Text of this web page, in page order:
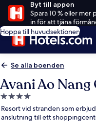
Byt till appen
Spara 10 % eller
in för att tjäna
Hoppa till huvudsektionen
Se alla boenden
Avani Ao
4.0-
stjärnigt
boende
Resort vid stranden som
anslutning till ett